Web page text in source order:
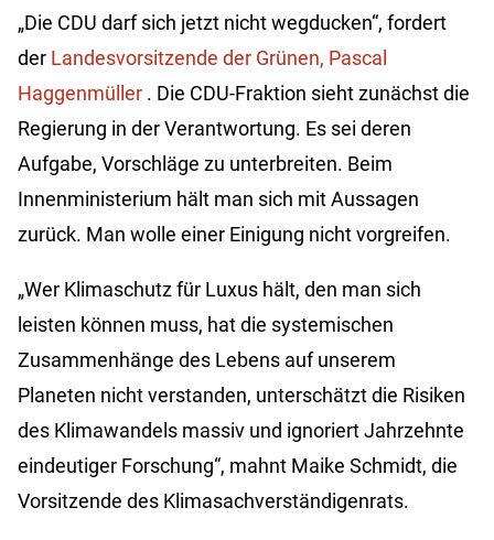
„Die CDU darf sich jetzt nicht wegducken“, fordert
der Landesvorsitzende der Grünen, Pascal
Haggenmüller . Die CDU-Fraktion sieht zunächst die
Regierung in der Verantwortung. Es sei deren
Aufgabe, Vorschläge zu unterbreiten. Beim
Innenministerium hält man sich mit Aussagen
zurück. Man wolle einer Einigung nicht vorgreifen.
„Wer Klimaschutz für Luxus hält, den man sich
leisten können muss, hat die systemischen
Zusammenhänge des Lebens auf unserem
Planeten nicht verstanden, unterschätzt die Risiken
des Klimawandels massiv und ignoriert Jahrzehnte
eindeutiger Forschung“, mahnt Maike Schmidt, die
Vorsitzende des Klimasachverständigenrats.